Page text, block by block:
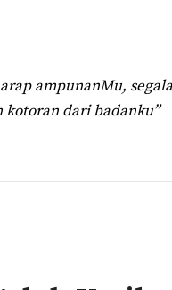
ampunanMu,
dari badanku”